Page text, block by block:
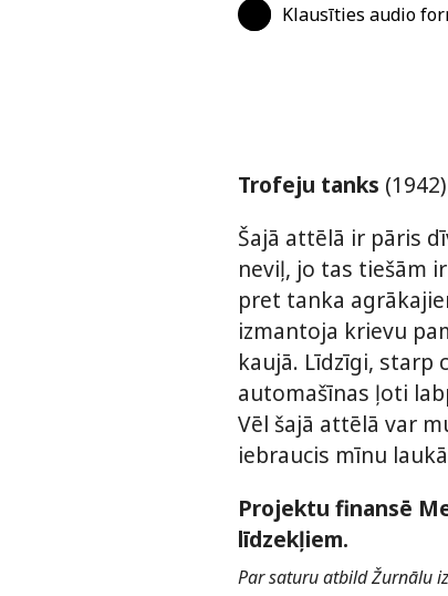
Klausīties audio
Trofeju tanks (1942)
Šajā attēlā ir pāris
neviļ, jo tas tiešām
pret tanka
izmantoja krievu
kaujā. Līdzīgi, starp
automašīnas ļoti
Vēl šajā attēlā var
iebraucis mīnu
Projektu finansē
līdzekļiem.
Par saturu atbild Žurnālu